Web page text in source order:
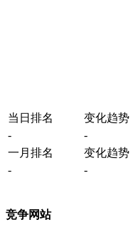
当日排名 变化趋势
-
-
一月排名
变化趋势
-
-
竞争网站